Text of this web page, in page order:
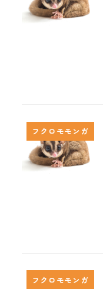
フクロモモンガ
フクロモモンガ